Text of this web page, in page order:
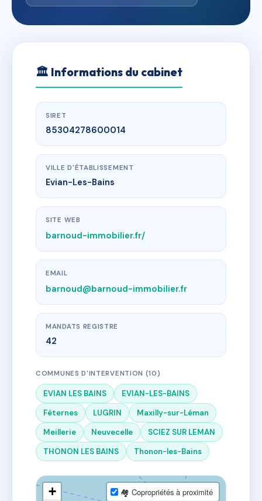
🏛 Informations du cabinet
SIRET
85304278600014
VILLE D'ÉTABLISSEMENT
Evian-Les-Bains
SITE WEB
barnoud-immobilier.fr/
EMAIL
barnoud@barnoud-immobilier.fr
MANDATS REGISTRE
42
COMMUNES D'INTERVENTION (10)
EVIAN LES BAINS
EVIAN-LES-BAINS
Féternes
LUGRIN
Maxilly-sur-Léman
Meillerie
Neuvecelle
SCIEZ SUR LEMAN
THONON LES BAINS
Thonon-les-Bains
+
🏘 Copropriétés à proximité